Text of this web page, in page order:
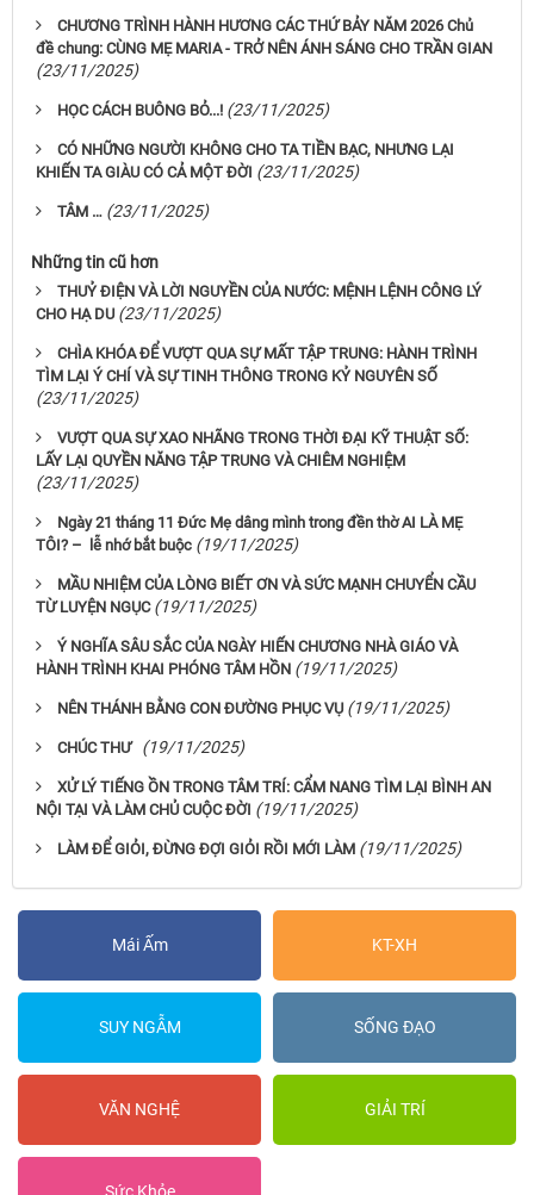
CHƯƠNG TRÌNH HÀNH HƯƠNG CÁC THỨ BẢY NĂM 2026 Chủ
đề chung: CÙNG MẸ MARIA - TRỞ NÊN ÁNH SÁNG CHO TRẦN GIAN
(23/11/2025)
HỌC CÁCH BUÔNG BỎ...! (23/11/2025)
CÓ NHỮNG NGƯỜI KHÔNG CHO TA TIỀN BẠC, NHƯNG LẠI
KHIẾN TA GIÀU CÓ CẢ MỘT ĐỜI (23/11/2025)
TÂM … (23/11/2025)
Những tin cũ hơn
THUỶ ĐIỆN VÀ LỜI NGUYỀN CỦA NƯỚC: MỆNH LỆNH CÔNG LÝ
CHO HẠ DU (23/11/2025)
CHÌA KHÓA ĐỂ VƯỢT QUA SỰ MẤT TẬP TRUNG: HÀNH TRÌNH
TÌM LẠI Ý CHÍ VÀ SỰ TINH THÔNG TRONG KỶ NGUYÊN SỐ
(23/11/2025)
VƯỢT QUA SỰ XAO NHÃNG TRONG THỜI ĐẠI KỸ THUẬT SỐ:
LẤY LẠI QUYỀN NĂNG TẬP TRUNG VÀ CHIÊM NGHIỆM
(23/11/2025)
Ngày 21 tháng 11 Đức Mẹ dâng mình trong đền thờ AI LÀ MẸ
TÔI? – lễ nhớ bắt buộc (19/11/2025)
MẦU NHIỆM CỦA LÒNG BIẾT ƠN VÀ SỨC MẠNH CHUYỂN CẦU
TỪ LUYỆN NGỤC (19/11/2025)
Ý NGHĨA SÂU SẮC CỦA NGÀY HIẾN CHƯƠNG NHÀ GIÁO VÀ
HÀNH TRÌNH KHAI PHÓNG TÂM HỒN (19/11/2025)
NÊN THÁNH BẰNG CON ĐƯỜNG PHỤC VỤ (19/11/2025)
CHÚC THƯ (19/11/2025)
XỬ LÝ TIẾNG ỒN TRONG TÂM TRÍ: CẨM NANG TÌM LẠI BÌNH AN
NỘI TẠI VÀ LÀM CHỦ CUỘC ĐỜI (19/11/2025)
LÀM ĐỂ GIỎI, ĐỪNG ĐỢI GIỎI RỒI MỚI LÀM (19/11/2025)
Mái Ấm KT-XH
SUY NGẪM SỐNG ĐẠO
VĂN NGHỆ GIẢI TRÍ